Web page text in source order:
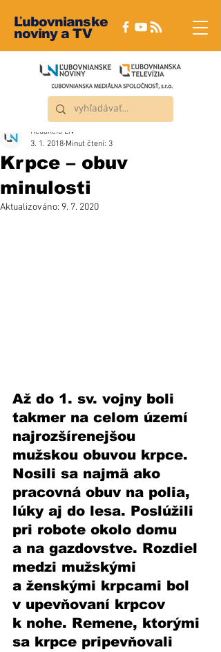
Ľubovnianske
noviny a TV
Krpce – obuv
minulosti
Redakcia ĽN
3. 1. 2018 Minut čtení: 3
Aktualizováno: 9. 7. 2020
Až do 1. sv. vojny boli
takmer na celom území
najrozšírenejšou
mužskou obuvou krpce.
Nosili sa najmä ako
pracovná obuv na polia,
lúky aj do lesa. Poslúžili
pri robote okolo domu
a na gazdovstve. Rozdiel
medzi mužskými
a ženskými krpcami bol
v upevňovaní krpcov
k nohe. Remene, ktorými
sa krpce pripevňovali